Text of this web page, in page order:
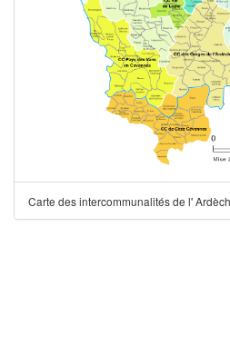
Carte des intercommunalités de l'